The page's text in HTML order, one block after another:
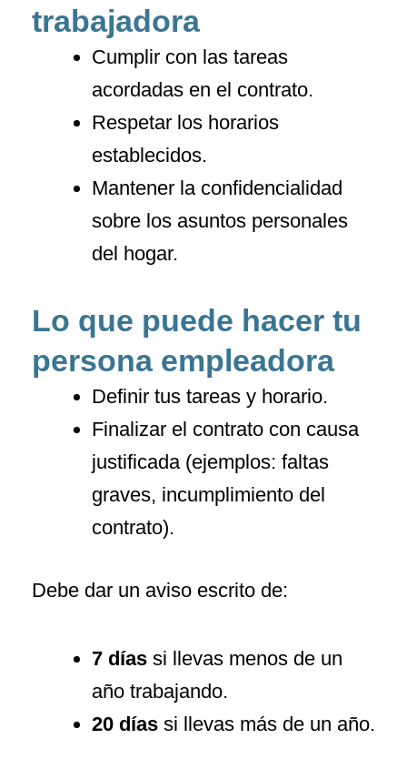
trabajadora
Cumplir con las tareas
acordadas en el contrato.
Respetar los horarios
establecidos.
Mantener la confidencialidad
sobre los asuntos personales
del hogar.
Lo que puede hacer tu
persona empleadora
Definir tus tareas y horario.
Finalizar el contrato con causa
justificada (ejemplos: faltas
graves, incumplimiento del
contrato).
Debe dar un aviso escrito de:
7 días si llevas menos de un
año trabajando.
20 días si llevas más de un año.